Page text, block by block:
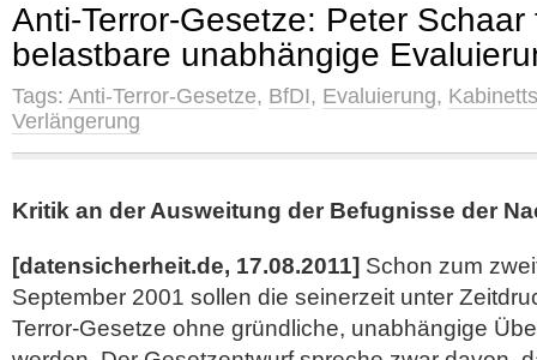
Anti-Terror-Gesetze: Peter Schaar
belastbare unabhängige
Tags: Anti-Terror-Gesetze, BfDI, Evaluierung,
Verlängerung
Kritik an der Ausweitung der Befugnisse der
[datensicherheit.de, 17.08.2011] Schon zum
September 2001 sollen die seinerzeit unter
Terror-Gesetze ohne gründliche, unabhängige